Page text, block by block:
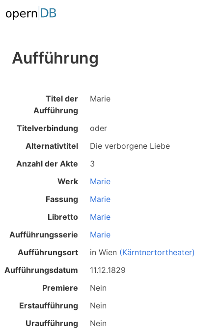
Aufführung
Titel der
Aufführung
Marie
Titelverbindung
oder
Alternativtitel
Die verborgene Liebe
Anzahl der Akte
3
Werk
Marie
Fassung
Marie
Libretto
Marie
Aufführungsserie
Marie
Aufführungsort
inWien (Kärntnertortheater)
Aufführungsdatum
11.12.1829
Premiere
Nein
Erstaufführung
Nein
Uraufführung
Nein